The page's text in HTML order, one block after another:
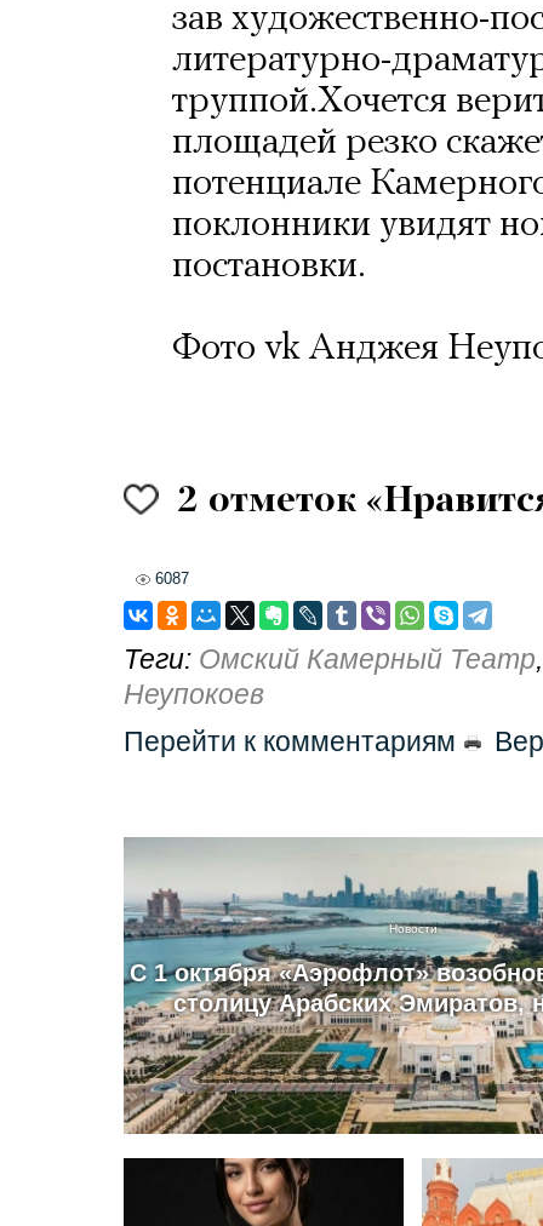
зав художественно-
литературно-
труппой.Хочется
площадей резко
потенциале
поклонники увидят
постановки.
Фото vk Анджея
2 отметок
6087
Теги: Омский Камерный Театр
Неупокоев
Перейти к комментариям
Новости
С 1 октября «Аэрофлот»
столицу Арабских Эмиратов,